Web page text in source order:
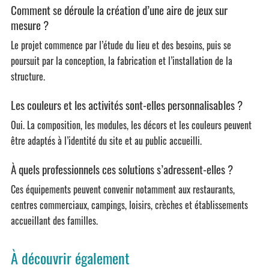
Comment se déroule la création d’une aire de jeux sur
mesure ?
Le projet commence par l’étude du lieu et des besoins, puis se
poursuit par la conception, la fabrication et l’installation de la
structure.
Les couleurs et les activités sont-elles personnalisables ?
Oui. La composition, les modules, les décors et les couleurs peuvent
être adaptés à l’identité du site et au public accueilli.
À quels professionnels ces solutions s’adressent-elles ?
Ces équipements peuvent convenir notamment aux restaurants,
centres commerciaux, campings, loisirs, crèches et établissements
accueillant des familles.
À découvrir également